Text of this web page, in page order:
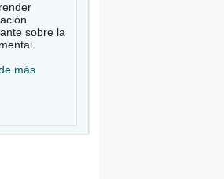
sobre la
más